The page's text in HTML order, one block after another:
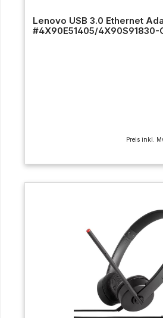
Lenovo USB 3.0 Ethernet
#4X90E51405/4X90S91830-
Preis inkl.